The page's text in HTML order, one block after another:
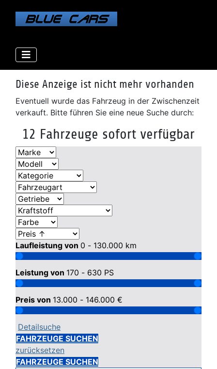
Diese Anzeige ist nicht mehr vorhanden
Eventuell wurde das Fahrzeug in der Zwischenzeit
verkauft. Bitte führen Sie eine neue Suche durch:
12 Fahrzeuge sofort verfügbar
Laufleistung von 0 - 130.000 km
Leistung von 170 - 630 PS
Preis von 13.000 - 146.000 €
Detailsuche
FAHRZEUGE SUCHEN
zurücksetzen
FAHRZEUGE SUCHEN